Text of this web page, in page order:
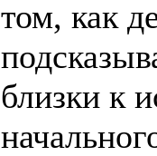
том, как
близки к